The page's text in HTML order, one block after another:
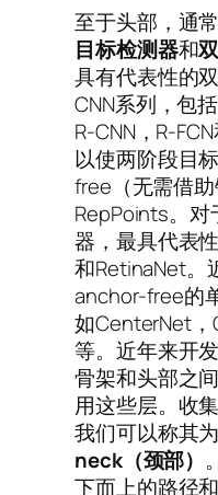
至于头部，通
目标检测器和
具有代表性的
CNN系列，包
R-CNN，R-
以使两阶段目
free（无需借
RepPoints。
器，最具代表
和RetinaNet。
anchor-free的
如CenterNet，
等。近年来开
骨架和头部之
用这些层。收
我们可以称其
neck（颈部）
下而上的路径